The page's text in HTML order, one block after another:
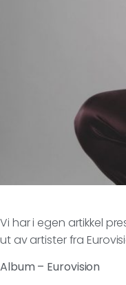
Vi har i egen artikkel
ut av artister fra
Album – Eurovision